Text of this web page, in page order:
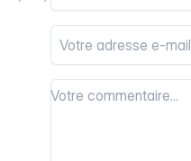
Votre email
Votre commentaire
Votre commentaire